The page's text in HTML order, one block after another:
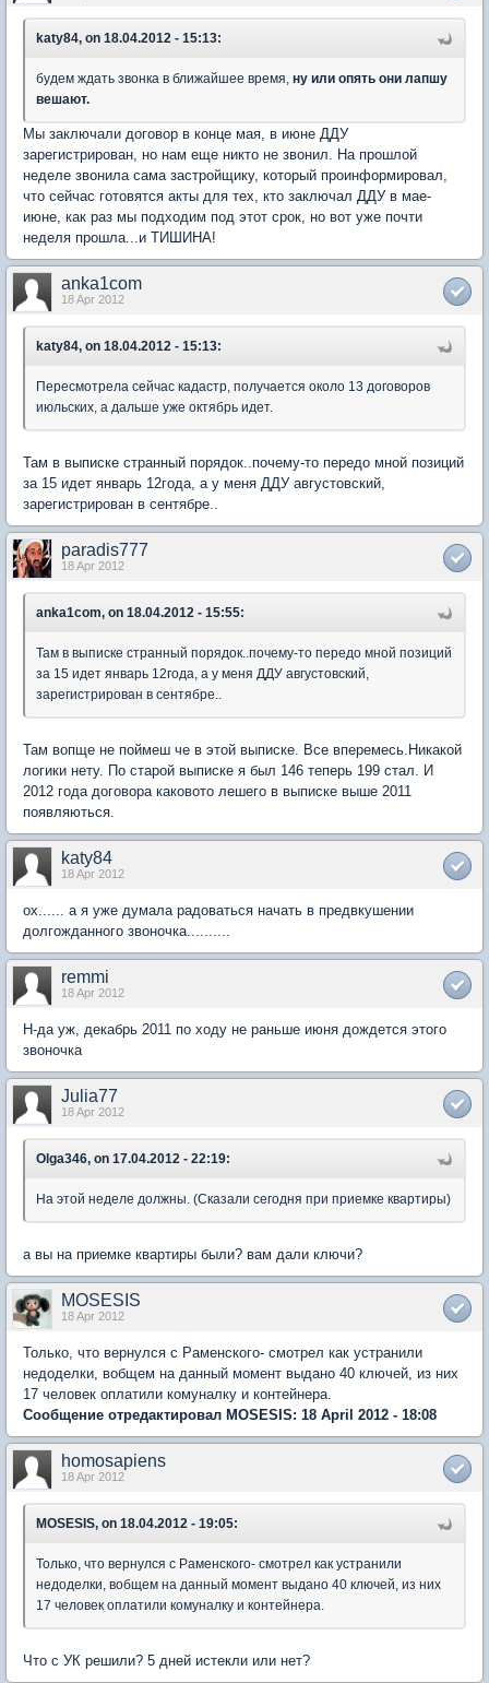
katy84, on 18.04.2012 - 15:13:
будем ждать звонка в ближайшее время, ну или опять они лапшу
вешают.
Мы заключали договор в конце мая, в июне ДДУ
зарегистрирован, но нам еще никто не звонил. На прошлой
неделе звонила сама застройщику, который проинформировал,
что сейчас готовятся акты для тех, кто заключал ДДУ в мае-
июне, как раз мы подходим под этот срок, но вот уже почти
неделя прошла...и ТИШИНА!
anka1com
18 Apr 2012
katy84, on 18.04.2012 - 15:13:
Пересмотрела сейчас кадастр, получается около 13 договоров
июльских, а дальше уже октябрь идет.
Там в выписке странный порядок..почему-то передо мной позиций
за 15 идет январь 12года, а у меня ДДУ августовский,
зарегистрирован в сентябре..
paradis777
18 Apr 2012
anka1com, on 18.04.2012 - 15:55:
Там в выписке странный порядок..почему-то передо мной позиций
за 15 идет январь 12года, а у меня ДДУ августовский,
зарегистрирован в сентябре..
Там вопще не поймеш че в этой выписке. Все вперемесь.Никакой
логики нету. По старой выписке я был 146 теперь 199 стал. И
2012 года договора каковото лешего в выписке выше 2011
появляються.
katy84
18 Apr 2012
ох...... а я уже думала радоваться начать в предвкушении
долгожданного звоночка..........
remmi
18 Apr 2012
Н-да уж, декабрь 2011 по ходу не раньше июня дождется этого
звоночка
Julia77
18 Apr 2012
Olga346, on 17.04.2012 - 22:19:
На этой неделе должны. (Сказали сегодня при приемке квартиры)
а вы на приемке квартиры были? вам дали ключи?
MOSESIS
18 Apr 2012
Только, что вернулся с Раменского- смотрел как устранили
недоделки, вобщем на данный момент выдано 40 ключей, из них
17 человек оплатили комуналку и контейнера.
Сообщение отредактировал MOSESIS: 18 April 2012 - 18:08
homosapiens
18 Apr 2012
MOSESIS, on 18.04.2012 - 19:05:
Только, что вернулся с Раменского- смотрел как устранили
недоделки, вобщем на данный момент выдано 40 ключей, из них
17 человек оплатили комуналку и контейнера.
Что с УК решили? 5 дней истекли или нет?